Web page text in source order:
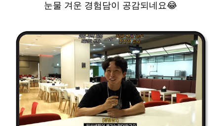
눈물 겨운 경험담이 공감되네요😂